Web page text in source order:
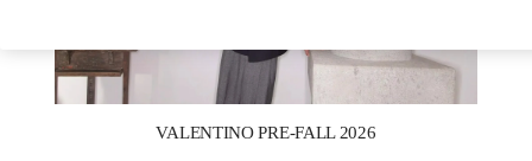
VALENTINO PRE-FALL 2026